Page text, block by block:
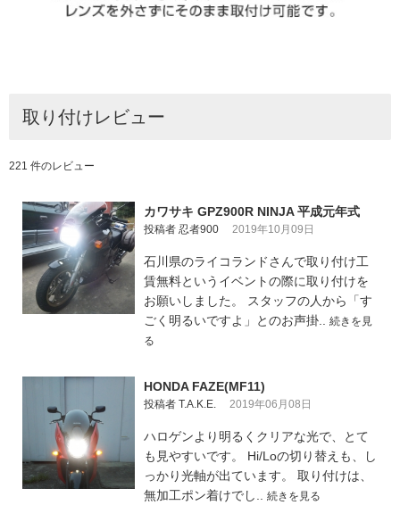
取り付けレビュー
221 件のレビュー
カワサキ GPZ900R NINJA 平成元年式
投稿者 忍者900 2019年10月09日
石川県のライコランドさんで取り付け工
賃無料というイベントの際に取り付けを
お願いしました。 スタッフの人から「す
ごく明るいですよ」とのお声掛.. 続きを見
る
HONDA FAZE(MF11)
投稿者 T.A.K.E. 2019年06月08日
ハロゲンより明るくクリアな光で、とて
も見やすいです。 Hi/Loの切り替えも、し
っかり光軸が出ています。 取り付けは、
無加工ポン着けでし.. 続きを見る